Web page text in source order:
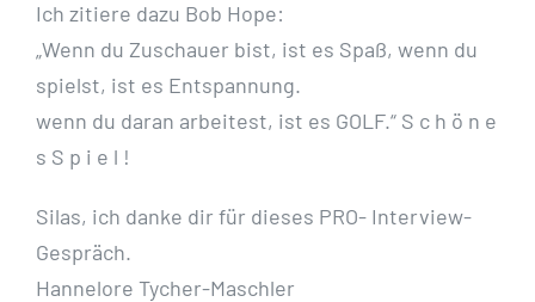
Ich zitiere dazu Bob Hope:
„Wenn du Zuschauer bist, ist es Spaß, wenn du
spielst, ist es Entspannung.
wenn du daran arbeitest, ist es GOLF.“ S c h ö n e
s S p i e l !
Silas, ich danke dir für dieses PRO- Interview-
Gespräch.
Hannelore Tycher-Maschler